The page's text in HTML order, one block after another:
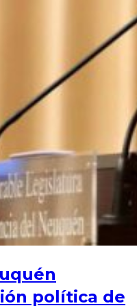
política de